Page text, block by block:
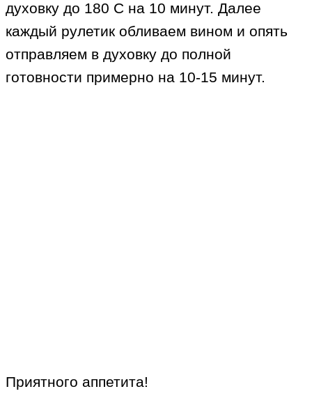
духовку до 180 С на 10 минут. Далее
каждый рулетик обливаем вином и опять
отправляем в духовку до полной
готовности примерно на 10-15 минут.
Приятного аппетита!